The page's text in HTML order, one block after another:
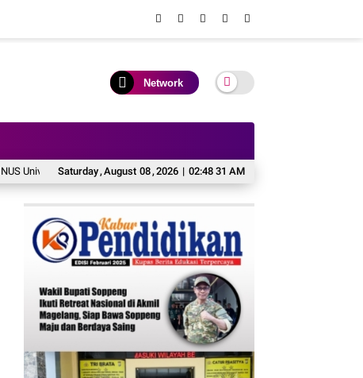
Network
Saturday,August 08,2026 | 02:48 32 AM
Wujudkan Langkah Awal Menuju Karier Global